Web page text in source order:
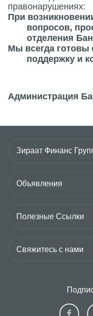
правонарушениях:
При
вопросов,
отделения
Мы всегда готовы
поддержку и
Администрация